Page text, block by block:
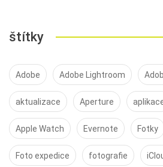
štítky
Adobe Adobe Lightroom
aktualizace Aperture
Apple Watch Evernote Fotky
Foto expedice fotografie